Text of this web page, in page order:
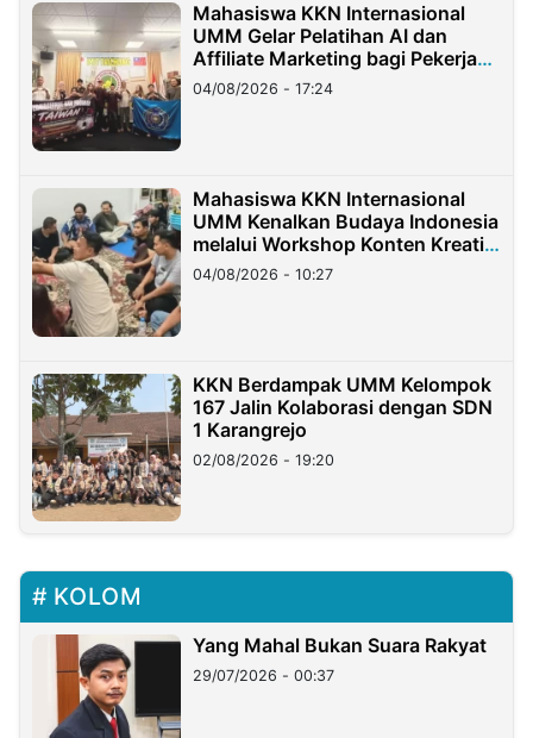
Mahasiswa KKN Internasional
UMM Gelar Pelatihan AI dan
Affiliate Marketing bagi Pekerja
Migran Indonesia di Taiwan
04/08/2026 - 17:24
Mahasiswa KKN Internasional
UMM Kenalkan Budaya Indonesia
melalui Workshop Konten Kreatif
di Taiwan
04/08/2026 - 10:27
KKN Berdampak UMM Kelompok
167 Jalin Kolaborasi dengan SDN
1 Karangrejo
02/08/2026 - 19:20
KOLOM
Yang Mahal Bukan Suara Rakyat
29/07/2026 - 00:37